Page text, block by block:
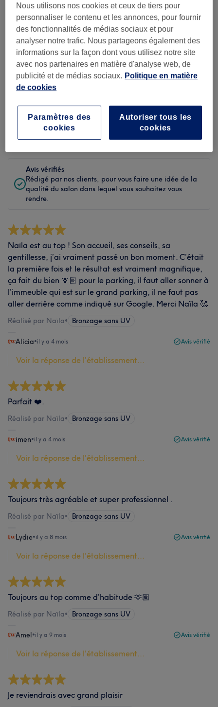
Propreté
Personnel
Filtrer les avis
Soin de
beauté
Toutes les prestations
Évaluation
Avis vérifiés
Rédigé par nos clients, pour vous faire une idée de la
qualité du salon dans lequel vous souhaitez vous
rendre.
Naïla est au top ! Son accueil, ses conseils, sa
gentillesse, j’ai vraiment passé un bon moment. C’était
la première fois et le résultat est vraiment magnifique,
ça fait du bien 🫶🏻 pour le parking, il faut aller sonner à
l’immeuble qui est sur le grand parking, il ne faut pas
aller derrière comme indiqué sur Google. Merci Naïla 🥰
Réalisé par Naïla• Bronzage sans UV
Alicia•il y a 4 mois Avis vérifié
Voir la réponse de l'établissement...
Parfait ❤️.
Réalisé par Naïla• Bronzage sans UV
imen•il y a 4 mois Avis vérifié
Voir la réponse de l'établissement...
Toujours très agréable et super professionnel .
Réalisé par Naïla• Bronzage sans UV
Lydie•il y a 8 mois Avis vérifié
Voir la réponse de l'établissement...
Toujours au top comme d’habitude 🫶🏽
Réalisé par Naïla• Bronzage sans UV
Amel•il y a 9 mois Avis vérifié
Voir la réponse de l'établissement...
Je reviendrais avec grand plaisir
Nous utilisons nos cookies et ceux de tiers pour
personnaliser le contenu et les annonces, pour fournir
des fonctionnalités de médias sociaux et pour
analyser notre trafic. Nous partageons également des
informations sur la façon dont vous utilisez notre site
avec nos partenaires en matière d'analyse web, de
publicité et de médias sociaux. Politique en matière
de cookies
Autoriser tous les
cookies
Paramètres des
cookies